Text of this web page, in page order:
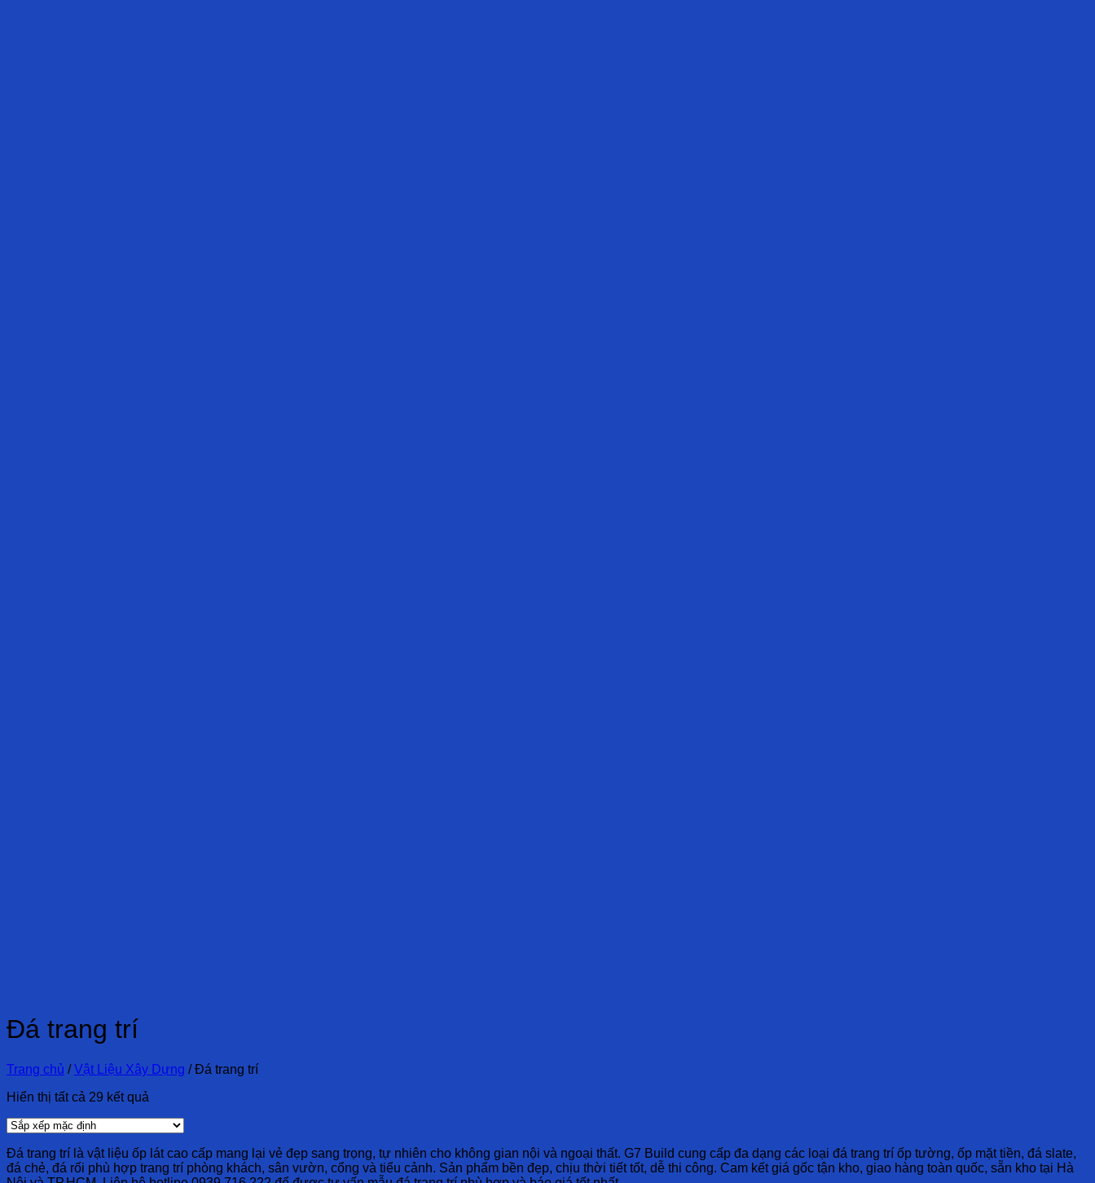
Đá trang trí
Trang chủ / Vật Liệu Xây Dựng /Đá trang trí
Hiển thị tất cả 29 kết quả
Đá trang trí là vật liệu ốp lát cao cấp mang lại vẻ đẹp sang trọng, tự nhiên cho không gian nội và ngoại thất. G7 Build cung cấp đa dạng các loại đá trang trí ốp tường, ốp mặt tiền, đá slate,
đá chẻ, đá rối phù hợp trang trí phòng khách, sân vườn, cổng và tiểu cảnh. Sản phẩm bền đẹp, chịu thời tiết tốt, dễ thi công. Cam kết giá gốc tận kho, giao hàng toàn quốc, sẵn kho tại Hà